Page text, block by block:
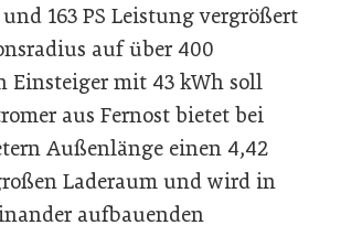
163 PS Leistung vergrößert
auf über 400
Einsteiger mit 43 kWh soll
aus Fernost bietet bei
Außenlänge einen 4,42
Laderaum und wird in
aufbauenden